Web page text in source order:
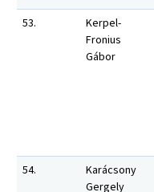
53.
Kerpel-
Fronius
Gábor
54.
Karácsony
Gergely